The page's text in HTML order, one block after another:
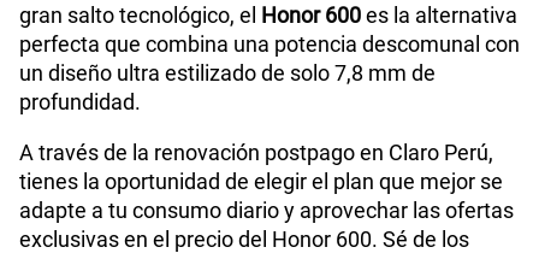
gran salto tecnológico, el Honor 600es la alternativa
perfecta que combina una potencia descomunal con
un diseño ultra estilizado de solo 7,8 mm de
profundidad.
A través de la renovación postpago en Claro Perú,
tienes la oportunidad de elegir el plan que mejor se
adapte a tu consumo diario y aprovechar las ofertas
exclusivas en el precio del Honor 600. Sé de los